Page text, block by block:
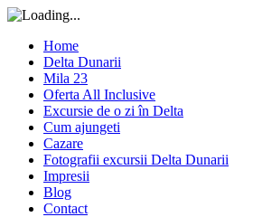
Home
Delta Dunarii
Mila 23
Oferta All Inclusive
Excursie de o zi în Delta
Cum ajungeti
Cazare
Fotografii excursii Delta Dunarii
Impresii
Blog
Contact